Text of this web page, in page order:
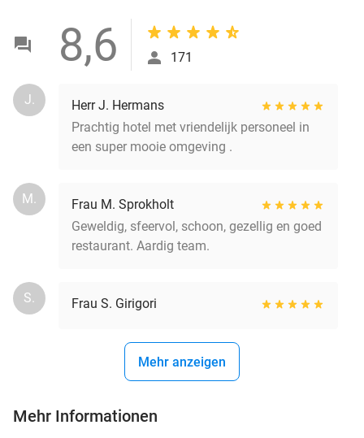
8,6 171
J.
Herr J. Hermans
Prachtig hotel met vriendelijk personeel in
een super mooie omgeving .
M.
Frau M. Sprokholt
Geweldig, sfeervol, schoon, gezellig en goed
restaurant. Aardig team.
S. Frau S. Girigori
Mehr anzeigen
Mehr Informationen